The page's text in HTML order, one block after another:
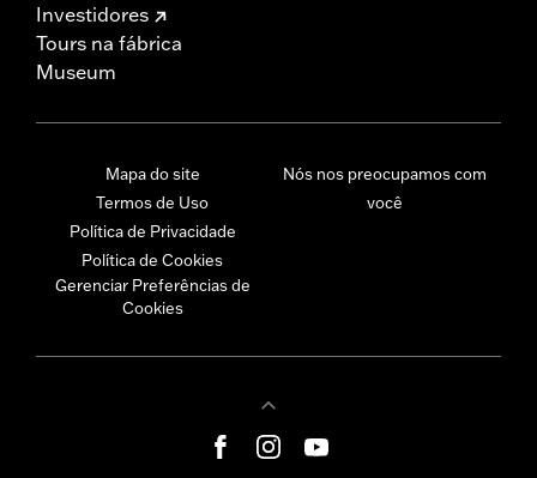
Investidores
Tours na fábrica
Museum
Mapa do site
Termos de Uso
Política de Privacidade
Política de Cookies
Gerenciar Preferências de
Cookies
Nós nos preocupamos com
você